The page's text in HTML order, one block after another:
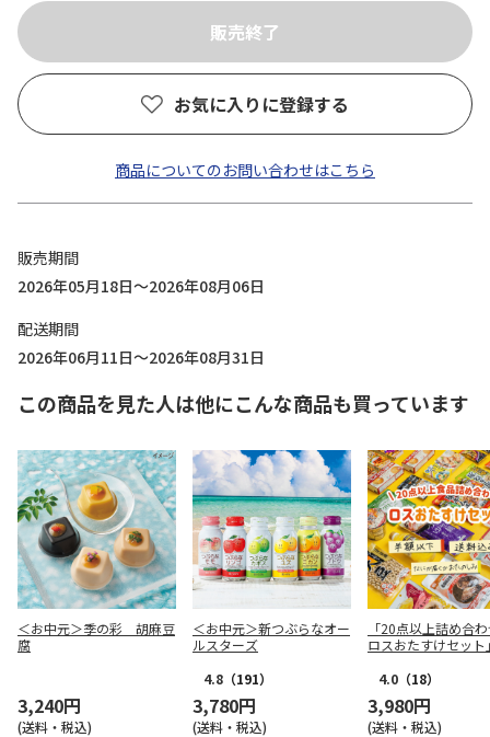
お気に入りに登録する
商品についてのお問い合わせはこちら
販売期間
2026年05月18日～2026年08月06日
配送期間
2026年06月11日～2026年08月31日
この商品を見た人は他にこんな商品も買っています
＜お中元＞季の彩 胡麻豆
腐
3,240円
(送料・税込)
＜お中元＞新つぶらなオー
ルスターズ
4.8 （191）
3,780円
(送料・税込)
「20点以上詰め合
ロスおたすけセット
4.0 （18）
3,980円
(送料・税込)